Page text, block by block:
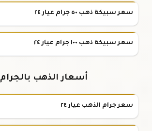
سعر سبيكة ذهب ٥٠ جرام عيار ٢٤
سعر سبيكة ذهب ١٠٠ جرام عيار ٢٤
أسعار الذهب بالجرام
سعر جرام الذهب عيار ٢٤